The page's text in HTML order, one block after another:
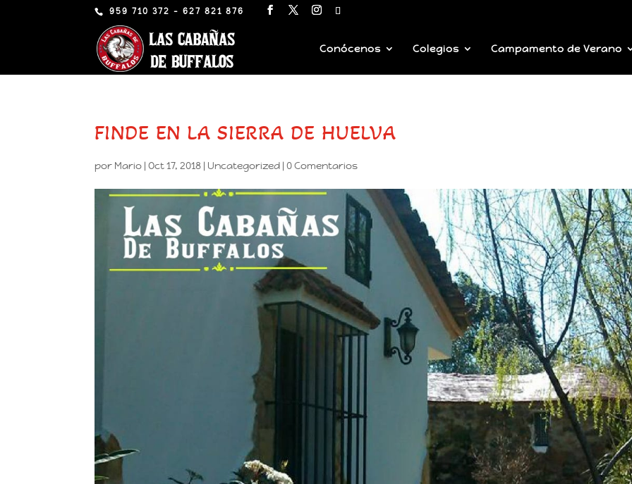
959 710 372 - 627 821 876
Conócenos Colegios Campamento de Verano
FINDE EN LA SIERRA DE HUELVA
por Mario |Oct 17, 2018 | Uncategorized |0 Comentarios